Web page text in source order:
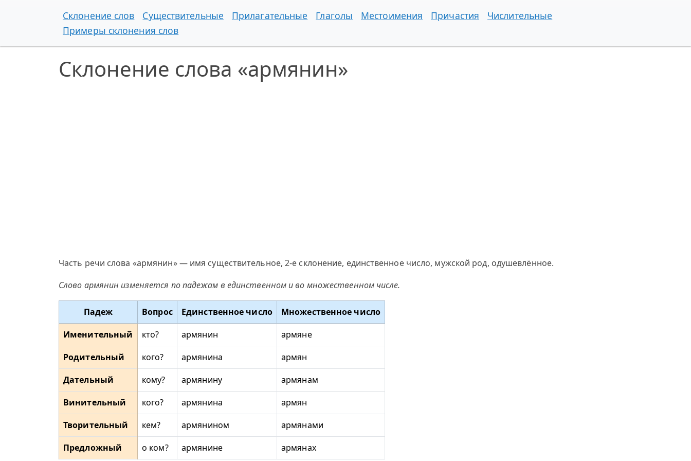
Склонение слов Существительные Прилагательные Глаголы Местоимения Причастия
Числительные
Примеры склонения слов
Склонение слова «армянин»
Часть речи слова «армянин» — имя существительное, 2-е склонение, единственное число, мужской род, одушевлённое.
Слово армянин изменяется по падежам в единственном и во множественном числе.
Падеж Вопрос Единственное число
Множественное число
Именительный
кто? армянин
армяне
Родительный
кого? армянина
армян
Дательный
кому? армянину
армянам
Винительный
кого? армянина
армян
Творительный
кем? армянином
армянами
Предложный
о ком? армянине армянах